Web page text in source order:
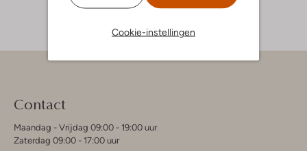
Cookie-instellingen
Contact
Maandag - Vrijdag 09:00 - 19:00 uur
Zaterdag 09:00 - 17:00 uur